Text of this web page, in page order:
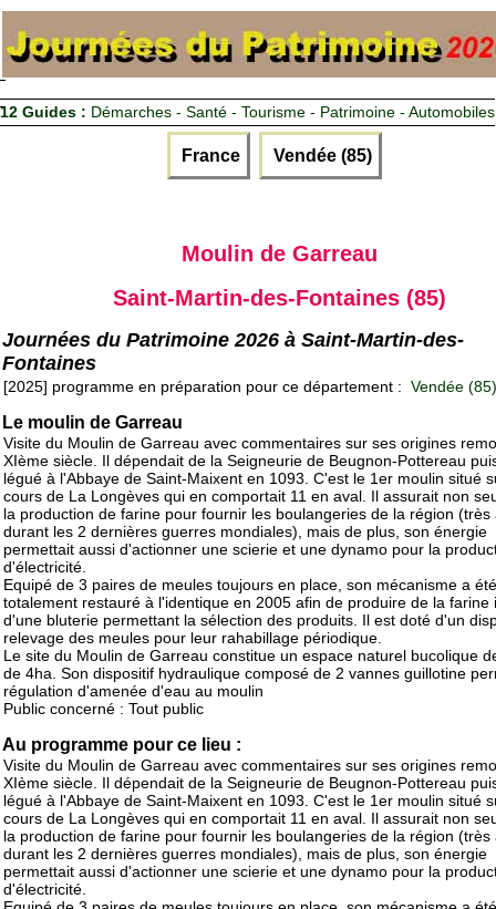
12 Guides : Démarches - Santé - Tourisme - Patrimoine - Automobiles
France Vendée (85)
Moulin de Garreau
Saint-Martin-des-Fontaines (85)
Journées du Patrimoine 2026 à Saint-Martin-des-
Fontaines
[2025] programme en préparation pour ce département : Vendée (85)
Le moulin de Garreau
Visite du Moulin de Garreau avec commentaires sur ses origines
XIème siècle. Il dépendait de la Seigneurie de Beugnon-Pottereau
légué à l'Abbaye de Saint-Maixent en 1093. C'est le 1er moulin situé
cours de La Longèves qui en comportait 11 en aval. Il assurait non
la production de farine pour fournir les boulangeries de la région (très
durant les 2 dernières guerres mondiales), mais de plus, son énergie
permettait aussi d'actionner une scierie et une dynamo pour la
d'électricité.
Equipé de 3 paires de meules toujours en place, son mécanisme a été
totalement restauré à l'identique en 2005 afin de produire de la farine
d'une bluterie permettant la sélection des produits. Il est doté d'un
relevage des meules pour leur rahabillage périodique.
Le site du Moulin de Garreau constitue un espace naturel bucolique
de 4ha. Son dispositif hydraulique composé de 2 vannes guillotine
régulation d'amenée d'eau au moulin
Public concerné : Tout public
Au programme pour ce lieu :
Visite du Moulin de Garreau avec commentaires sur ses origines
XIème siècle. Il dépendait de la Seigneurie de Beugnon-Pottereau
légué à l'Abbaye de Saint-Maixent en 1093. C'est le 1er moulin situé
cours de La Longèves qui en comportait 11 en aval. Il assurait non
la production de farine pour fournir les boulangeries de la région (très
durant les 2 dernières guerres mondiales), mais de plus, son énergie
permettait aussi d'actionner une scierie et une dynamo pour la
d'électricité.